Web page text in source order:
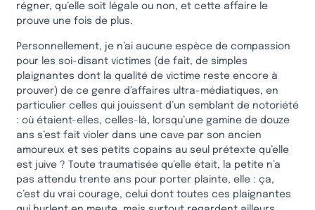
régner, qu’elle soit légale ou non, et cette affaire le
prouve une fois de plus.
Personnellement, je n’ai aucune espèce de compassion
pour les soi-disant victimes (de fait, de simples
plaignantes dont la qualité de victime reste encore à
prouver) de ce genre d’affaires ultra-médiatiques, en
particulier celles qui jouissent d’un semblant de notoriété
: où étaient-elles, celles-là, lorsqu’une gamine de douze
ans s’est fait violer dans une cave par son ancien
amoureux et ses petits copains au seul prétexte qu’elle
est juive ? Toute traumatisée qu’elle était, la petite n’a
pas attendu trente ans pour porter plainte, elle : ça,
c’est du vrai courage, celui dont toutes ces plaignantes